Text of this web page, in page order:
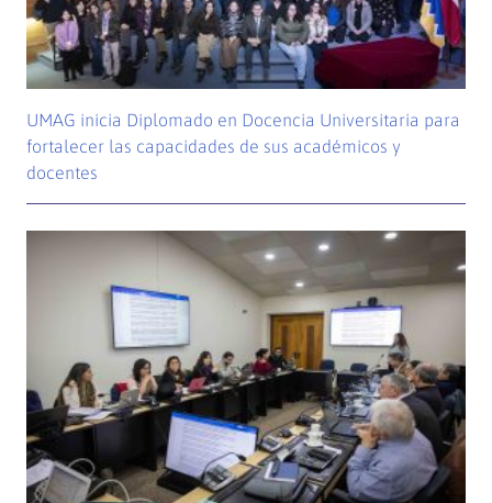
UMAG inicia Diplomado en Docencia Universitaria para
fortalecer las capacidades de sus académicos y
docentes